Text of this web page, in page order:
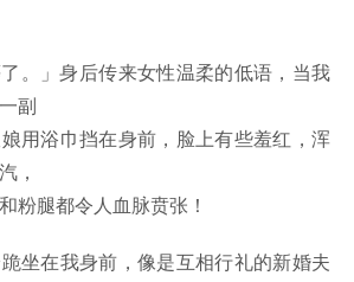
」身后传来女性温柔的低语，当我
副
用浴巾挡在身前，脸上有些羞红，浑
，
粉腿都令人血脉贲张！
在我身前，像是互相行礼的新婚夫